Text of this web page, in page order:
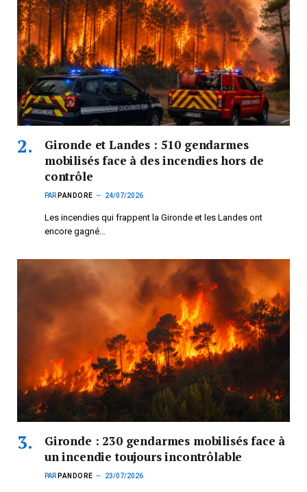
Gironde et Landes : 510 gendarmes
mobilisés face à des incendies hors de
contrôle
PAR PANDORE 24/07/2026
Les incendies qui frappent la Gironde et les Landes ont
encore gagné…
Gironde : 230 gendarmes mobilisés face à
un incendie toujours incontrôlable
PAR PANDORE 23/07/2026